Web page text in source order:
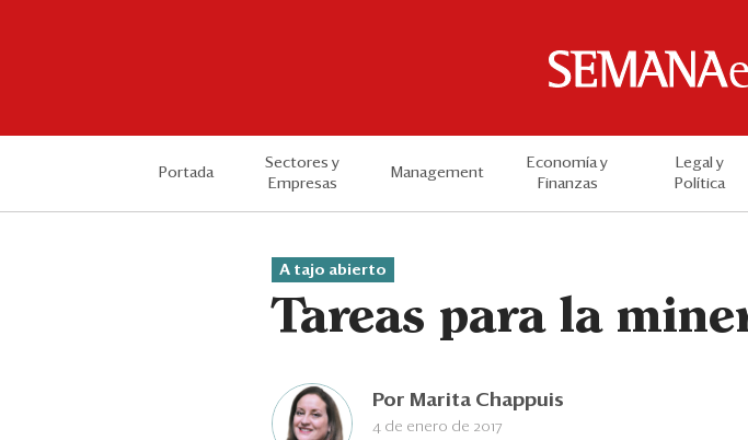
Portada
Sectores y
Empresas
Management
Economía y
Finanzas
Legal y
Política
A tajo abierto
Tareas para la
Por Marita Chappuis
4 de enero de 2017